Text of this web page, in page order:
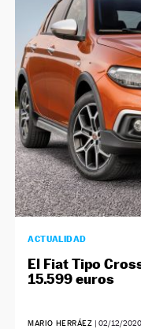
ACTUALIDAD
El Fiat Tipo
15.599 euros
MARIO HERRÁEZ | 02/12/2020